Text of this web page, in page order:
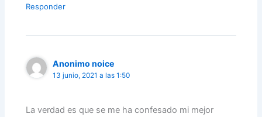
Responder
Anonimo noice
13 junio, 2021 a las 1:50
La verdad es que se me ha confesado mi mejor